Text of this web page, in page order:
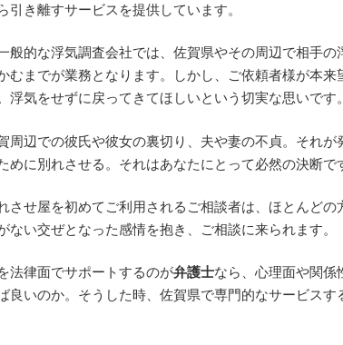
引き離すサービスを提供しています。
般的な浮気調査会社では、佐賀県やその周辺で相手の
むまでが業務となります。しかし、ご依頼者様が本来
浮気をせずに戻ってきてほしいという切実な思いです。
周辺での彼氏や彼女の裏切り、夫や妻の不貞。それが
めに別れさせる。それはあなたにとって必然の決断で
させ屋を初めてご利用されるご相談者は、ほとんどの
ない交ぜとなった感情を抱き、ご相談に来られます。
法律面でサポートするのが弁護士なら、心理面や関係
良いのか。そうした時、佐賀県で専門的なサービスす